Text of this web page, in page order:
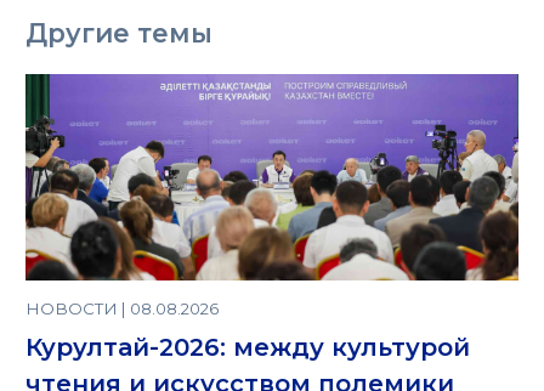
Другие темы
НОВОСТИ | 08.08.2026
Курултай-2026: между культурой
чтения и искусством полемики